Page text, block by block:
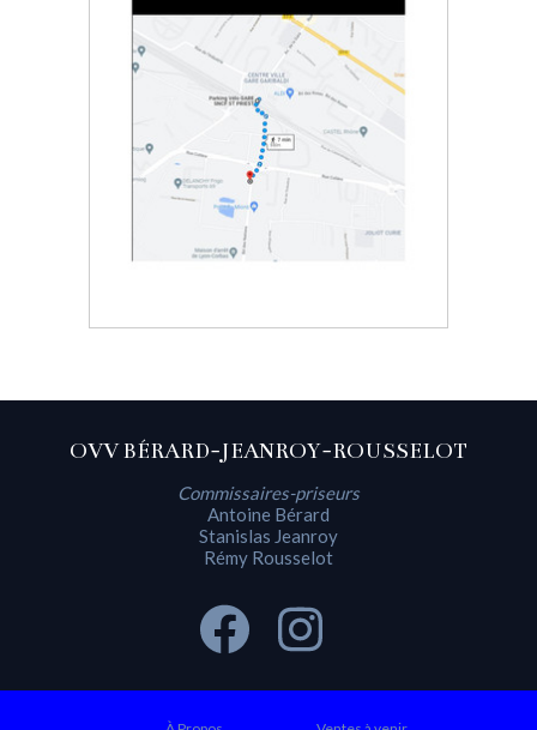
OVV BÉRARD-JEANROY-ROUSSELOT
Commissaires-priseurs
Antoine Bérard
Stanislas Jeanroy
Rémy Rousselot